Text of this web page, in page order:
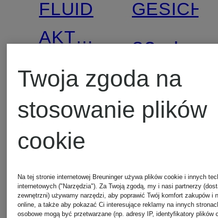
FLUID
AKTYWUJĄCY
NA CO
DZIEŃ
Fluid
na
dzień
123 zł
82 zł
(1 640 zł /
Twoja zgoda na
stosowanie plików
cookie
Na tej stronie internetowej Breuninger używa plików cookie i innych
internetowych ("Narzędzia"). Za Twoją zgodą, my i nasi partnerzy
zewnętrzni) używamy narzędzi, aby poprawić Twój komfort zakupów i
online, a także aby pokazać Ci interesujące reklamy na innych
osobowe mogą być przetwarzane (np. adresy IP, identyfikatory plików